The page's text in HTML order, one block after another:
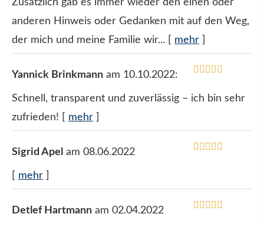
Zusätzlich gab es immer wieder den einen oder
anderen Hinweis oder Gedanken mit auf den Weg,
der mich und meine Familie wir...
mehr
Yannick Brinkmann am 10.10.2022:
Schnell, transparent und zuverlässig – ich bin sehr
zufrieden!
mehr
Sigrid Apel am 08.06.2022
mehr
Detlef Hartmann am 02.04.2022